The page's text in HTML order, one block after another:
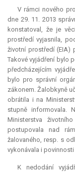
V rámci nového
dne 29. 11. 2013
konstatoval, že je
prostředí vyjasnila,
životní prostředí (EIA)
Takové vyjádření bylo
předcházejícím
bylo pro správní
zákonem. Žalobkyně
obrátila i na
stupně informovala.
Ministerstva
postupovala nad
žalovaného, resp. s
vykonávala i
K nedodání